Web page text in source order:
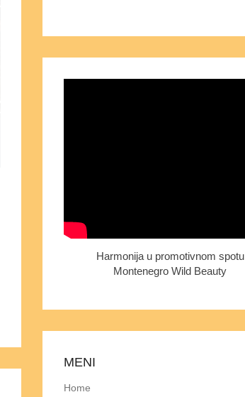
Harmonija u promotivnom spotu
Montenegro Wild Beauty
MENI
Home